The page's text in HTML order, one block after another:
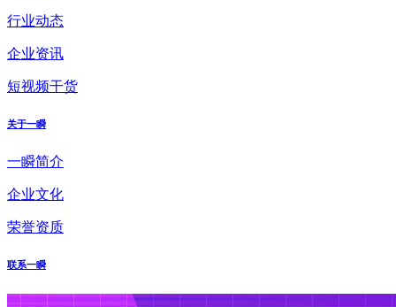
行业动态
企业资讯
短视频干货
关于一瞬
一瞬简介
企业文化
荣誉资质
联系一瞬